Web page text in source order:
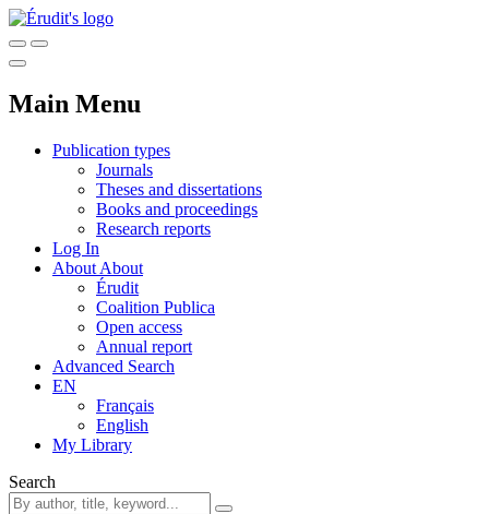
Main Menu
Publication types
Journals
Theses and dissertations
Books and proceedings
Research reports
Log In
About About
Érudit
Coalition Publica
Open access
Annual report
Advanced Search
EN
Français
English
My Library
Search